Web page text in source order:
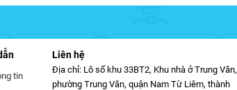
tin
Liên hệ
Địa chỉ: Lô số khu 33BT2, Khu nhà ở Trung Văn,
phường Trung Văn, quận Nam Từ Liêm, thành